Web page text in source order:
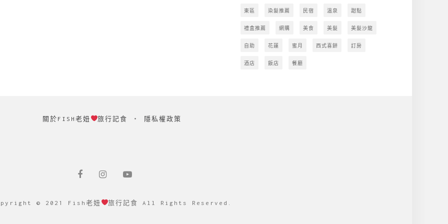
東區 染髮推薦 民宿 溫泉 甜點
禮盒推薦 網購 美食 美髮 美髮沙龍
自助 花蓮 蜜月 西式喜餅 訂房
酒店 飯店 餐廳
關於FISH老妞 旅行記食 ‧ 隱私權政策
© 2021 Fish老妞 旅行記食 All Rights Reserved.